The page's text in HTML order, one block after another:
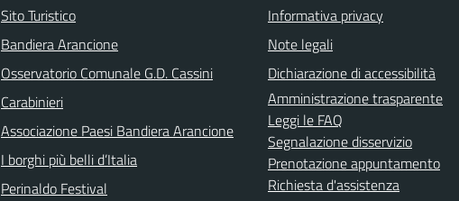
Sito Turistico
Bandiera Arancione
Osservatorio Comunale G.D. Cassini
Carabinieri
Associazione Paesi Bandiera Arancione
I borghi più belli d’Italia
Perinaldo Festival
Informativa privacy
Note legali
Dichiarazione di accessibilità
Amministrazione trasparente
Leggi le FAQ
Segnalazione disservizio
Prenotazione appuntamento
Richiesta d'assistenza